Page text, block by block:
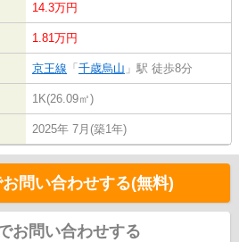
14.3万円
1.81万円
京王線 「 千歳烏山 」駅 徒歩8分
1K(26.09㎡)
2025年 7月(築1年)
問い合わせする(無料)
お問い合わせする